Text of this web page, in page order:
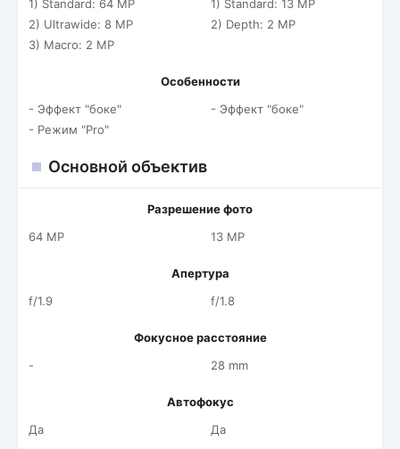
1) Standard: 64 MP
2) Ultrawide: 8 MP
3) Macro: 2 MP
1) Standard: 13 MP
2) Depth: 2 MP
Особенности
- Эффект "боке"
- Режим "Pro"
- Эффект "боке"
Основной объектив
Разрешение фото
64 MP
13 MP
Апертура
f/1.9
f/1.8
Фокусное расстояние
-
28 mm
Автофокус
Да
Да